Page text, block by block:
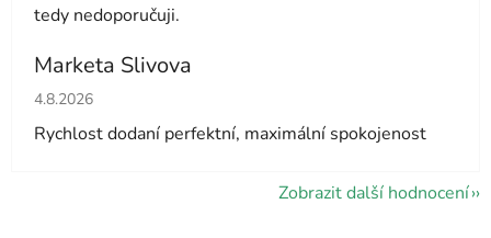
tedy nedoporučuji.
Marketa Slivova
Hodnocení obchodu je 5 z 5 hvězdiček.
4.8.2026
Rychlost dodaní perfektní, maximální spokojenost
Zobrazit další hodnocení